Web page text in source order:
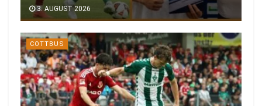
3. AUGUST 2026
COTTBUS